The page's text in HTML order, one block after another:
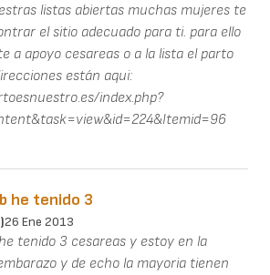
listas abiertas muchas mujeres te
el sitio adecuado para ti. para ello
a apoyo cesareas o a la lista el parto
están aqui:
index.php?
he tenido 3
26 Ene 2013
tenido 3 cesareas y estoy en la
y de echo la mayoria tienen